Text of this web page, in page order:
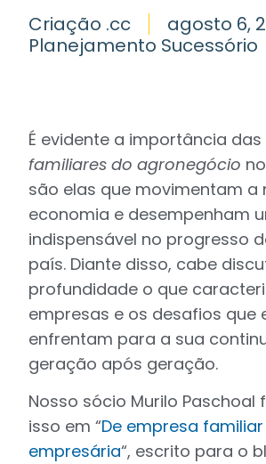
Criação .cc
agosto 6,
Planejamento Sucessório
É evidente a importância das
familiares do agronegócio
são elas que movimentam a
economia e desempenham
indispensável no progresso
país. Diante disso, cabe
profundidade o que
empresas e os desafios que
enfrentam para a sua
geração após geração.
Nosso sócio Murilo Paschoal
isso em “De empresa
empresária“, escrito para o